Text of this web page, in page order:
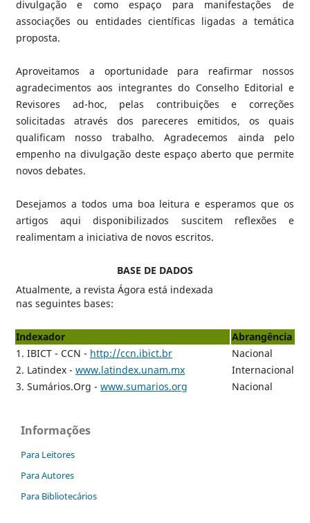
divulgação e como espaço para manifestações de
associações ou entidades científicas ligadas a temática
proposta.
Aproveitamos a oportunidade para reafirmar nossos
agradecimentos aos integrantes do Conselho Editorial e
Revisores ad-hoc, pelas contribuições e correções
solicitadas através dos pareceres emitidos, os quais
qualificam nosso trabalho. Agradecemos ainda pelo
empenho na divulgação deste espaço aberto que permite
novos debates.
Desejamos a todos uma boa leitura e esperamos que os
artigos aqui disponibilizados suscitem reflexões e
realimentam a iniciativa de novos escritos.
BASE DE DADOS
Atualmente, a revista Ágora está indexada
nas seguintes bases:
Indexador
Abrangência
1. IBICT - CCN - http://ccn.ibict.br
Nacional
2. Latindex - www.latindex.unam.mx
Internacional
3. Sumários.Org - www.sumarios.org Nacional
Informações
Para Leitores
Para Autores
Para Bibliotecários